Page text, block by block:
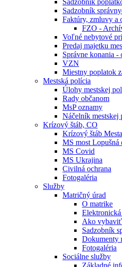
Sadzobník
Sadzobník
Faktúry, zmluvy a
FZO -
Voľné nebytové
Predaj majetku
Správne konania -
VZN
Miestny poplatok
Mestská polícia
Úlohy mestskej
Rady občanom
MsP oznamy
Náčelník mestskej
Krízový štáb, CO
Krízový štáb
MS most Lopušná
MS Covid
MS Ukrajina
Civilná ochrana
Fotogaléria
Služby
Matričný úrad
O matrike
Ako vybaviť
Sadzobník
Dokumenty
Fotogaléria
Sociálne služby
Základné